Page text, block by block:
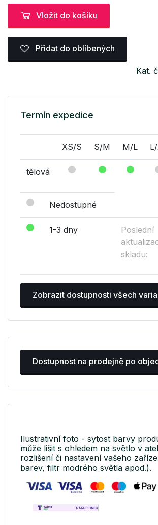
Vložit do košíku
Přidat do oblíbených
Kat.
Termín expedice
XS/S S/M M/L
tělová
Nedostupné
1-3 dny
Poslední
skladu:
Zobrazit dostupnosti všech
Dostupnost na prodejně po
Ilustrativní foto - sytost barvy
může lišit s ohledem na světlo v
rozlišení či nastavení vašeho
barev, filtr modrého světla apod.).